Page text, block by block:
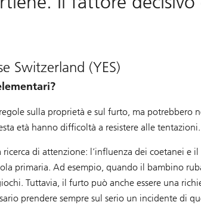
Switzerland (YES)
sulla proprietà e sul furto, ma potrebbero
età hanno difficoltà a resistere alle tentazioni.
di attenzione: l’influenza dei coetanei e
primaria. Ad esempio, quando il bambino
Tuttavia, il furto può anche essere una
prendere sempre sul serio un incidente di